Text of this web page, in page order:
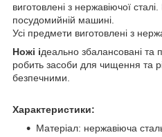
виготовлені з нержавіючої
посудомийній машині.
Усі предмети виготовлені з
Ножі ідеально збалансовані та
робить засоби для чищення та
безпечними.
Характеристики:
Матеріал: нержавіюча